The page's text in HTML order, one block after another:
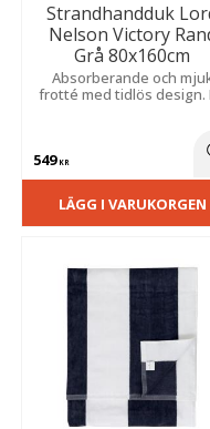
Strandhandduk
Nelson Victory
Grå 80x160cm
Absorberande och
frotté med tidlös design.
549KR
LÄGG I VARUKORGEN